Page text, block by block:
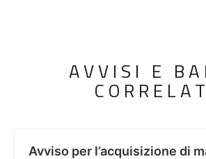
AVVISI E
Avviso per l’acquisizione di